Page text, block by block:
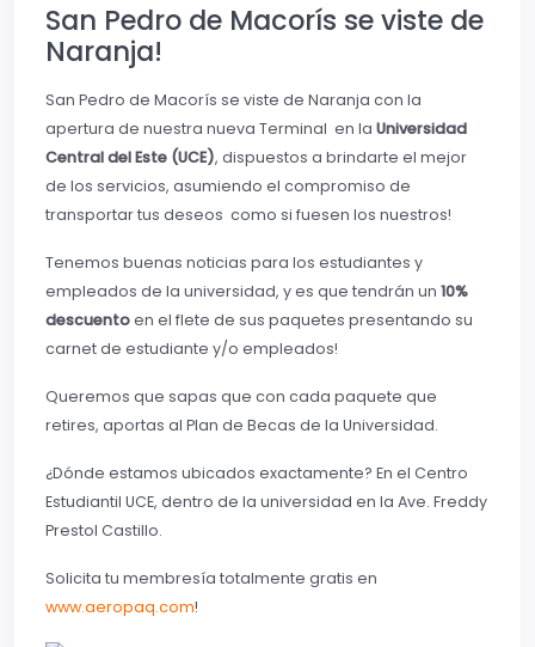
San Pedro de Macorís se viste de
Naranja!
San Pedro de Macorís se viste de Naranja con la
apertura de nuestra nueva Terminal en la Universidad
Central del Este (UCE), dispuestos a brindarte el mejor
de los servicios, asumiendo el compromiso de
transportar tus deseos como si fuesen los nuestros!
Tenemos buenas noticias para los estudiantes y
empleados de la universidad, y es que tendrán un 10%
descuentoen el flete de sus paquetes presentando su
carnet de estudiante y/o empleados!
Queremos que sapas que con cada paquete que
retires, aportas al Plan de Becas de la Universidad.
¿Dónde estamos ubicados exactamente? En el Centro
Estudiantil UCE, dentro de la universidad en la Ave. Freddy
Prestol Castillo.
Solicita tu membresía totalmente gratis en
www.aeropaq.com!